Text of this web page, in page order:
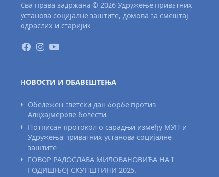
Сва права задржана © 2026 Удружење приватних
установа социјалне заштите, домова за смештај
одраслих и старијих
НОВОСТИ И ОБАВЕШТЕЊА
Обележен светски дан борбе против
Алцхајмерове болести
Потписан протокол о сарадњи између МУП и
Удружења приватних установа социјалне
заштите
ГОВОР РАДОСЛАВА МИЛОВАНОВИЋА НА I
ГОДИШЊОЈ СКУПШТИНИ 2025.